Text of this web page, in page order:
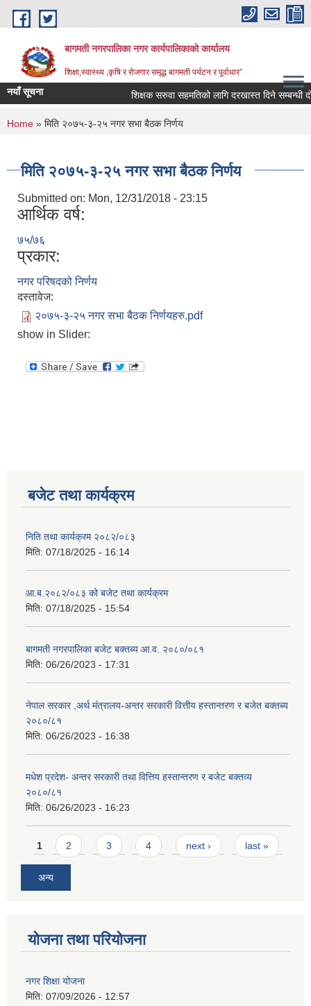
Skip to main content
बागमती नगरपालिका नगर कार्यपालिकाको कार्यालय
शिक्षा,स्वास्थ्य ,कृषि र रोजगार समृद्ध बागमती पर्यटन र पूर्वाधार”
नयाँ सूचना शिक्षक सरुवा सहमतिको लागि दरखास्त दिने
You are here
Home » मिति २०७५-३-२५ नगर सभा बैठक निर्णय
मिति २०७५-३-२५ नगर सभा बैठक निर्णय
Submitted on: Mon, 12/31/2018 - 23:15
आर्थिक वर्ष:
७५/७६
प्रकार:
नगर परिषदको निर्णय
दस्तावेज:
२०७५-३-२५ नगर सभा बैठक निर्णयहरु.pdf
show in Slider:
बजेट तथा कार्यक्रम
निति तथा कार्यक्रम २०८२/०८३
मिति: 07/18/2025 - 16:14
आ.ब.२०८२/०८३ को बजेट तथा कार्यक्रम
मिति: 07/18/2025 - 15:54
बागमती नगरपालिका बजेट बक्तब्य आ.व. २०८०/०८१
मिति: 06/26/2023 - 17:31
नेपाल सरकार ,अर्थ मंत्रालय-अन्तर सरकारी वित्तीय हस्तान्तरण र बजेत बक्तब्य
२०८०/८१
मिति: 06/26/2023 - 16:38
मधेश प्रदेश- अन्तर सरकारी तथा वित्तिय हस्तान्तरण र बजेट बक्तव्य
२०८०/८१
मिति: 06/26/2023 - 16:23
Pages
1 2 3 4 next › last »
अन्य
योजना तथा परियोजना
नगर शिक्षा योजना
मिति: 07/09/2026 - 12:57